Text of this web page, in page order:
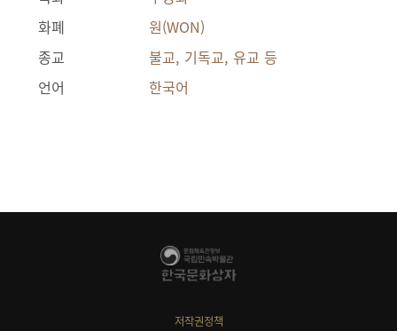
화폐
원(WON)
종교
불교, 기독교, 유교 등
언어
한국어
저작권정책